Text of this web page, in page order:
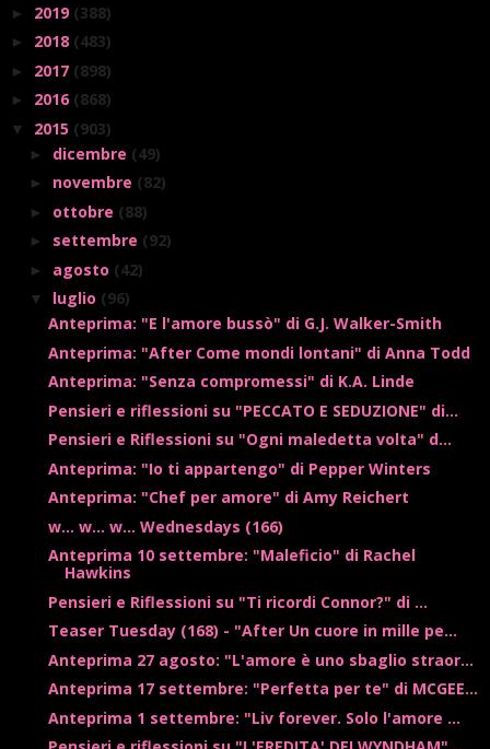
► 2019 (388)
► 2018 (483)
► 2017 (898)
► 2016 (868)
▼ 2015 (903)
► dicembre (49)
► novembre (82)
► ottobre (88)
► settembre (92)
► agosto (42)
▼ luglio (96)
Anteprima: "E l'amore bussò" di G.J. Walker-Smith
Anteprima: "After Come mondi lontani" di Anna Todd
Anteprima: "Senza compromessi" di K.A. Linde
Pensieri e riflessioni su "PECCATO E SEDUZIONE" di...
Pensieri e Riflessioni su "Ogni maledetta volta" d...
Anteprima: "Io ti appartengo" di Pepper Winters
Anteprima: "Chef per amore" di Amy Reichert
w... w... w... Wednesdays (166)
Anteprima 10 settembre: "Maleficio" di Rachel
Hawkins
Pensieri e Riflessioni su "Ti ricordi Connor?" di ...
Teaser Tuesday (168) - "After Un cuore in mille pe...
Anteprima 27 agosto: "L'amore è uno sbaglio straor...
Anteprima 17 settembre: "Perfetta per te" di MCGEE...
Anteprima 1 settembre: "Liv forever. Solo l'amore ...